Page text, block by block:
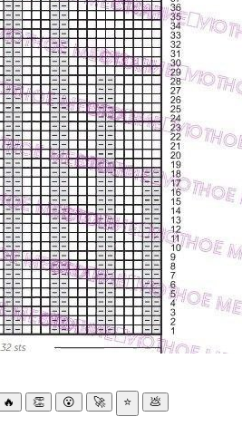
🔥 👏 😮 🚀 ⭐ 💩